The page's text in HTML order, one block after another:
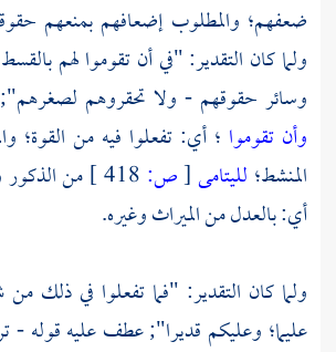
ضعفهم؛ والمطلوب إضعافهم بمنعهم
ولما كان التقدير: "في أن تقوموا لهم
وسائر حقوقهم - ولا تحقروهم
وأن تقوموا ؛ أي: تفعلوا فيه من القوة؛
المنشط؛ لليتامى[ص: من الذكور
أي: بالعدل من الميراث وغيره.
ولما كان التقدير: "فما تفعلوا في ذلك من
عليما؛ وعليكم قديرا"; عطف عليه قوله -